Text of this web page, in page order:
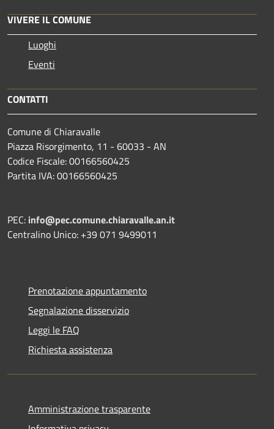
VIVERE IL COMUNE
Luoghi
Eventi
CONTATTI
Comune di Chiaravalle
Piazza Risorgimento, 11 - 60033 - AN
Codice Fiscale: 00166560425
Partita IVA: 00166560425
PEC: info@pec.comune.chiaravalle.an.it
Centralino Unico: +39 071 9499011
Prenotazione appuntamento
Segnalazione disservizio
Leggi le FAQ
Richiesta assistenza
Amministrazione trasparente